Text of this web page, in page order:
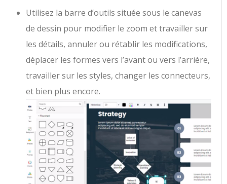
Utilisez la barre d’outils située sous le canevas
de dessin pour modifier le zoom et travailler sur
les détails, annuler ou rétablir les modifications,
déplacer les formes vers l’avant ou vers l’arrière,
travailler sur les styles, changer les connecteurs,
et bien plus encore.